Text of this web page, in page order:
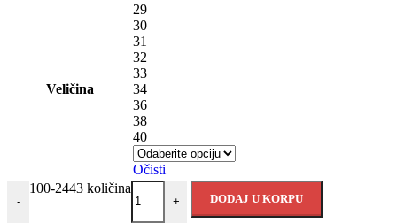
Veličina
29
30
31
32
33
34
36
38
40
Očisti
-
100-2443 količina
+ DODAJ U KORPU